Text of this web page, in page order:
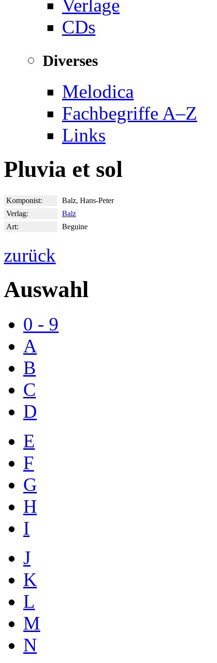
Verlage
CDs
Diverses
Melodica
Fachbegriffe A–Z
Links
Pluvia et sol
Komponist:
Balz, Hans-Peter
Verlag:
Balz
Art:
Beguine
zurück
Auswahl
0 - 9
A
B
C
D
E
F
G
H
I
J
K
L
M
N